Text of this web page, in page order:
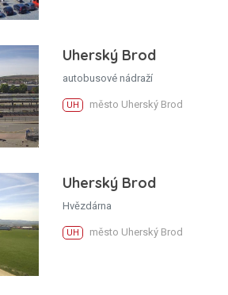
Uherský Brod
autobusové nádraží
UH město Uherský Brod
Uherský Brod
Hvězdárna
UH město Uherský Brod